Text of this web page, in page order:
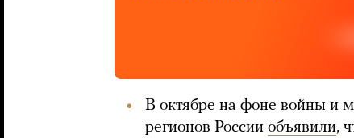
В октябре на фоне войны и
регионов России объявили,